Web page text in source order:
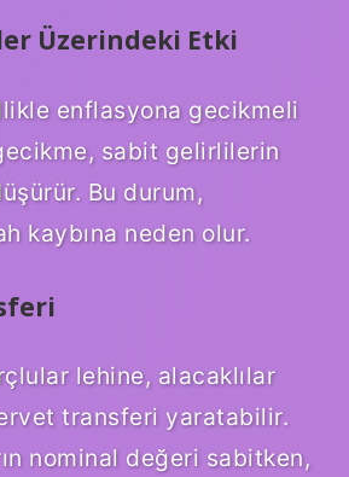
Üzerindeki Etki
enflasyona gecikmeli
sabit gelirlilerin
Bu durum,
kaybına neden olur.
lehine, alacaklılar
transferi yaratabilir.
nominal değeri sabitken,